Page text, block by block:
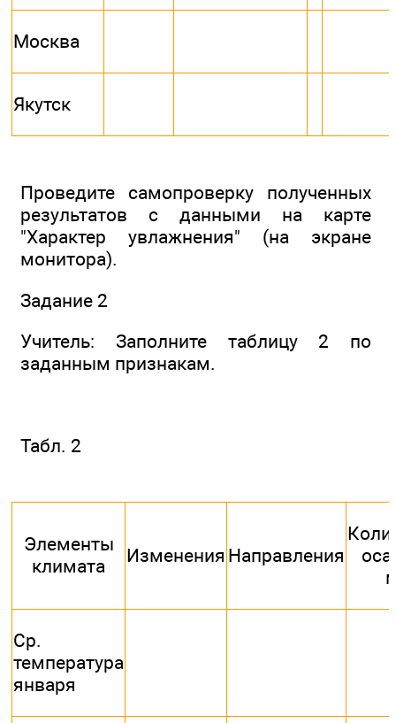
Москва
Якутск
Проведите самопроверку полученных
результатов с данными на карте
"Характер увлажнения" (на экране
монитора).
Задание 2
Учитель: Заполните таблицу 2 по
заданным признакам.
Табл. 2
Элементы
климата
Изменения Направления
Ср.
температура
января